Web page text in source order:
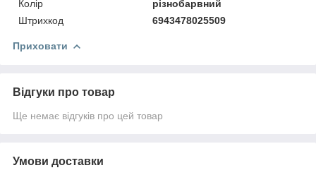
Колір
різнобарвний
Штрихкод
6943478025509
Приховати
Відгуки про товар
Ще немає відгуків про цей товар
Умови доставки